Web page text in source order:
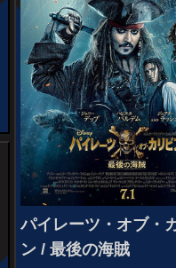
パイレーツ・オブ・
ン / 最後の海賊